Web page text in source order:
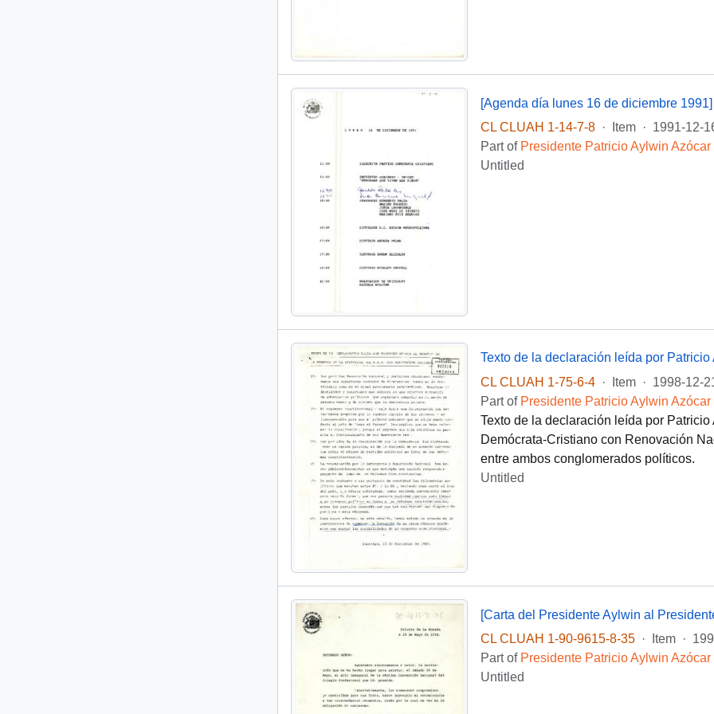
[Agenda día lunes 16 de diciembre 1991]
CL CLUAH 1-14-7-8
· Item · 1991-12-
Part of Presidente Patricio Aylwin
Untitled
CL CLUAH 1-75-6-4
· Item · 1998-12-
Part of Presidente Patricio Aylwin
Texto de la declaración leída por
Demócrata-Cristiano con Renovación
entre ambos conglomerados políticos.
Untitled
CL CLUAH 1-90-9615-8-35
· Item ·
Part of Presidente Patricio Aylwin
Untitled